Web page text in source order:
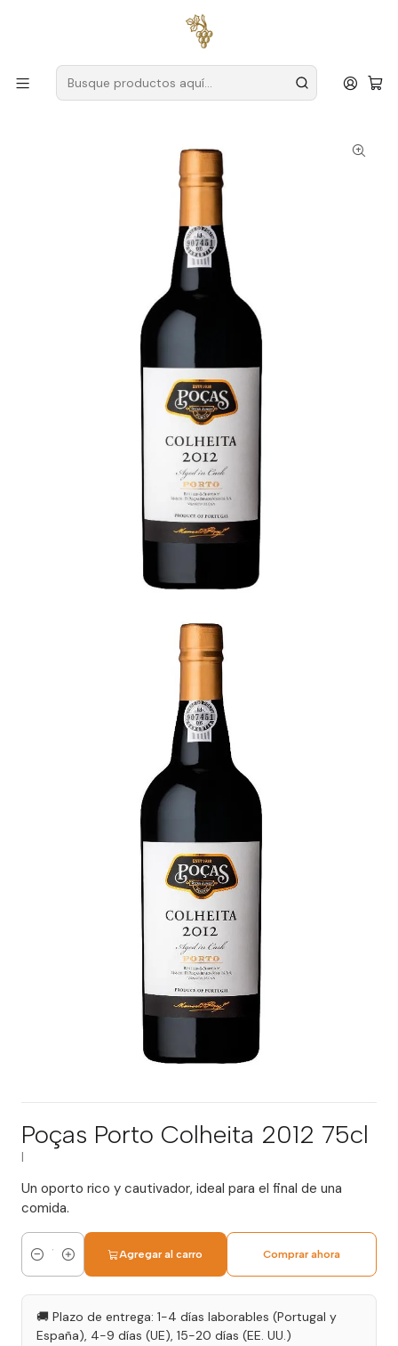
para pedidos superiores a
Productores Duero
Charcos
Poças Porto Colheita 2012 75cl
Poças Porto Colheita 2012 75cl
Un oporto rico y cautivador, ideal para el final de una
comida.
Cantidad
Agregar al carro Comprar ahora
🚚 Plazo de entrega: 1-4 días laborables (Portugal y
España), 4-9 días (UE), 15-20 días (EE. UU.)